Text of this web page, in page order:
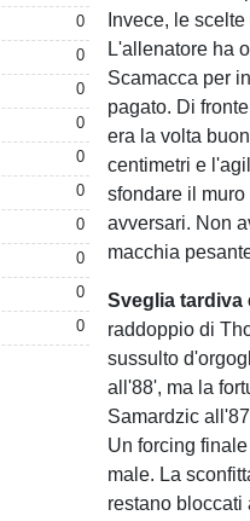
0
0
0
0
0
0
0
0
0
0
Invece, le
L'allenatore ha
Scamacca per
pagato. Di
era la volta
centimetri e
sfondare il
avversari. Non
macchia
Sveglia tardiva
raddoppio di
sussulto
all'88', ma la
Samardzic
Un forcing
male. La
restano bloccati